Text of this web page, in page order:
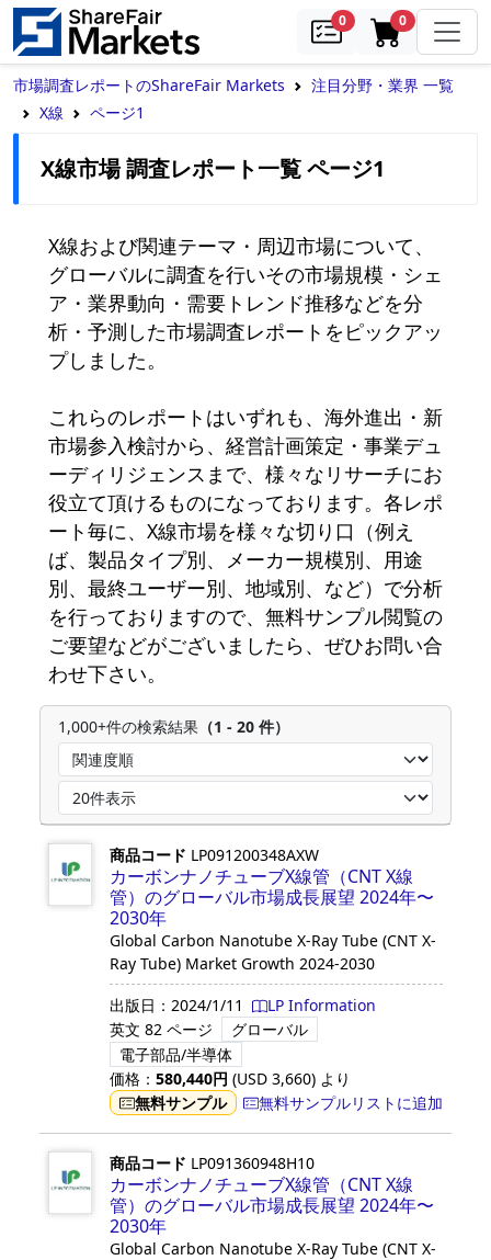
0samples0in cart
市場調査レポートのShareFair Markets
注目分野・業界 一覧
X線
ページ1
X線市場 調査レポート一覧 ページ1
X線および関連テーマ・周辺市場について、
グローバルに調査を行いその市場規模・シェ
ア・業界動向・需要トレンド推移などを分
析・予測した市場調査レポートをピックアッ
プしました。
これらのレポートはいずれも、海外進出・新
市場参入検討から、経営計画策定・事業デュ
ーディリジェンスまで、様々なリサーチにお
役立て頂けるものになっております。各レポ
ート毎に、X線市場を様々な切り口（例え
ば、製品タイプ別、メーカー規模別、用途
別、最終ユーザー別、地域別、など）で分析
を行っておりますので、無料サンプル閲覧の
ご要望などがございましたら、ぜひお問い合
わせ下さい。
1,000+件の検索結果 （1 - 20 件）
商品コード LP091200348AXW
カーボンナノチューブX線管（CNT X線
管）のグローバル市場成長展望 2024年〜
2030年
Global Carbon Nanotube X-Ray Tube (CNT X-
Ray Tube) Market Growth 2024-2030
出版日： 2024/1/11
LP Information
英文 82 ページ
グローバル
電子部品/半導体
価格： 580,440円 (USD 3,660) より
無料サンプル
無料サンプルリストに追加
商品コード LP091360948H10
カーボンナノチューブX線管（CNT X線
管）のグローバル市場成長展望 2024年〜
2030年
Global Carbon Nanotube X-Ray Tube (CNT X-